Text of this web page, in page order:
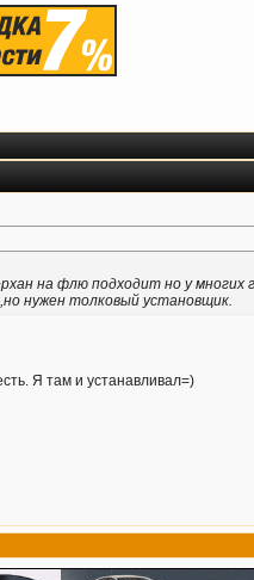
на флю подходит но у
нужен толковый установщик.
Я там и устанавливал=)